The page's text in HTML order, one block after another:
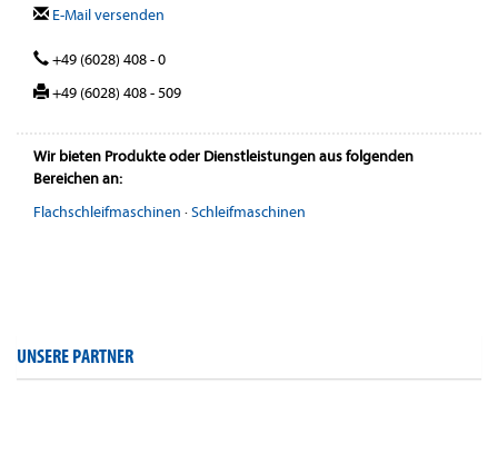
E-Mail versenden
+49 (6028) 408 - 0
+49 (6028) 408 - 509
Wir bieten Produkte oder Dienstleistungen aus folgenden
Bereichen an:
Flachschleifmaschinen ·Schleifmaschinen
UNSERE PARTNER